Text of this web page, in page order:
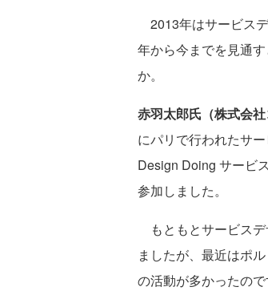
2013年はサービス
年から今までを見通
か。
赤羽太郎氏（株式会
にパリで行われたサ
Design Doing サービ
参加しました。
もともとサービス
ましたが、最近はポ
の活動が多かったの